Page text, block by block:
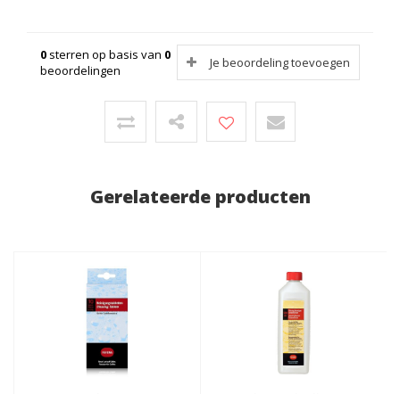
0 sterren op basis van 0
beoordelingen
Je beoordeling toevoegen
Gerelateerde producten